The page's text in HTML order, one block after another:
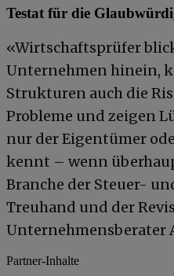
Testat für die
«Wirtschaftsprüfer
Unternehmen hinein,
Strukturen auch die
Probleme und zeigen
nur der Eigentümer
kennt – wenn
Branche der Steuer-
Treuhand und der
Unternehmensberater
Partner-Inhalte